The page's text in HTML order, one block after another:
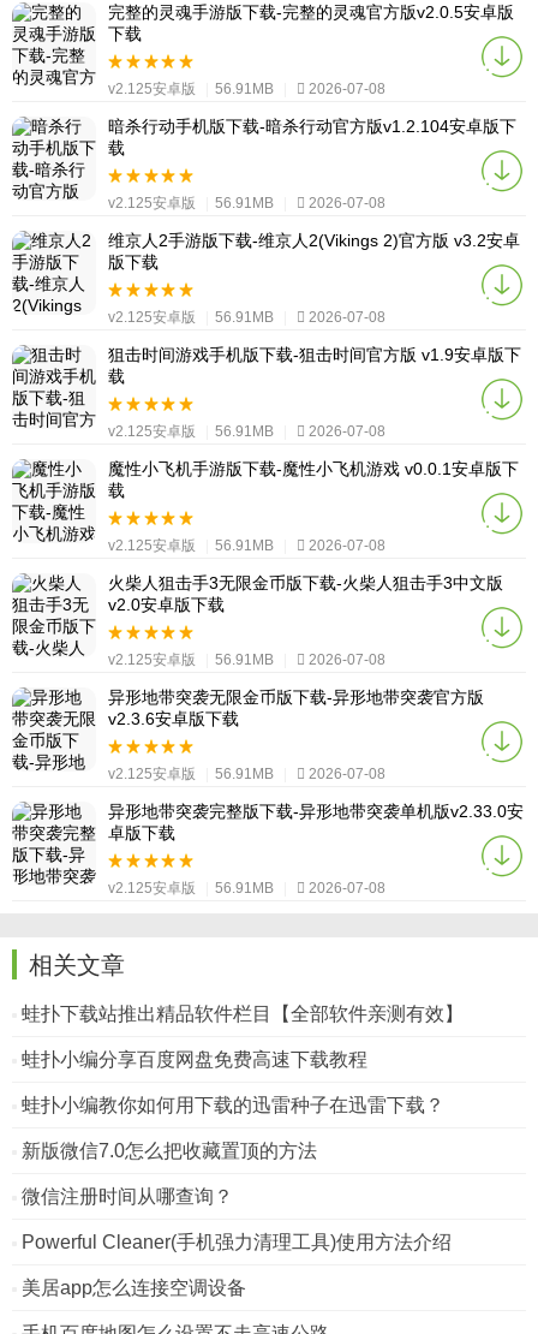
完整的灵魂手游版下载-完整的灵魂官方版v2.0.5安卓版
下载
v2.125安卓版 56.91MB 2026-07-08
暗杀行动手机版下载-暗杀行动官方版v1.2.104安卓版下
载
v2.125安卓版 56.91MB 2026-07-08
维京人2手游版下载-维京人2(Vikings 2)官方版 v3.2安卓
版下载
v2.125安卓版 56.91MB 2026-07-08
狙击时间游戏手机版下载-狙击时间官方版 v1.9安卓版下
载
v2.125安卓版 56.91MB 2026-07-08
魔性小飞机手游版下载-魔性小飞机游戏 v0.0.1安卓版下
载
v2.125安卓版 56.91MB 2026-07-08
火柴人狙击手3无限金币版下载-火柴人狙击手3中文版
v2.0安卓版下载
v2.125安卓版 56.91MB 2026-07-08
异形地带突袭无限金币版下载-异形地带突袭官方版
v2.3.6安卓版下载
v2.125安卓版 56.91MB 2026-07-08
异形地带突袭完整版下载-异形地带突袭单机版v2.33.0安
卓版下载
v2.125安卓版 56.91MB 2026-07-08
相关文章
蛙扑下载站推出精品软件栏目【全部软件亲测有效】
蛙扑小编分享百度网盘免费高速下载教程
蛙扑小编教你如何用下载的迅雷种子在迅雷下载？
新版微信7.0怎么把收藏置顶的方法
微信注册时间从哪查询？
Powerful Cleaner(手机强力清理工具)使用方法介绍
美居app怎么连接空调设备